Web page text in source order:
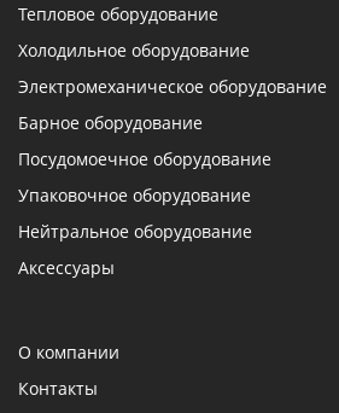
Тепловое оборудование
Холодильное оборудование
Электромеханическое оборудование
Барное оборудование
Посудомоечное оборудование
Упаковочное оборудование
Нейтральное оборудование
Аксессуары
О компании
Контакты